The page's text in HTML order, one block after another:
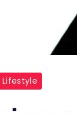
Lifestyle